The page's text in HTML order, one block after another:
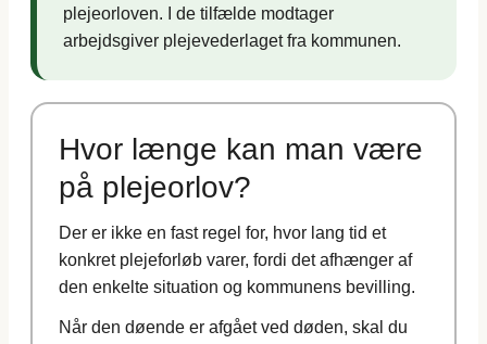
plejeorloven. I de tilfælde modtager
arbejdsgiver plejevederlaget fra kommunen.
Hvor længe kan man være
på plejeorlov?
Der er ikke en fast regel for, hvor lang tid et
konkret plejeforløb varer, fordi det afhænger af
den enkelte situation og kommunens bevilling.
Når den døende er afgået ved døden, skal du